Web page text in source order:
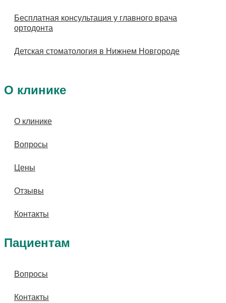
Бесплатная консультация у главного врача
ортодонта
Детская стоматология в Нижнем Новгороде
О клинике
О клинике
Вопросы
Цены
Отзывы
Контакты
Пациентам
Вопросы
Контакты